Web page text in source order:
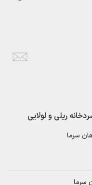
ریلی و لولایی
سرما
سرما